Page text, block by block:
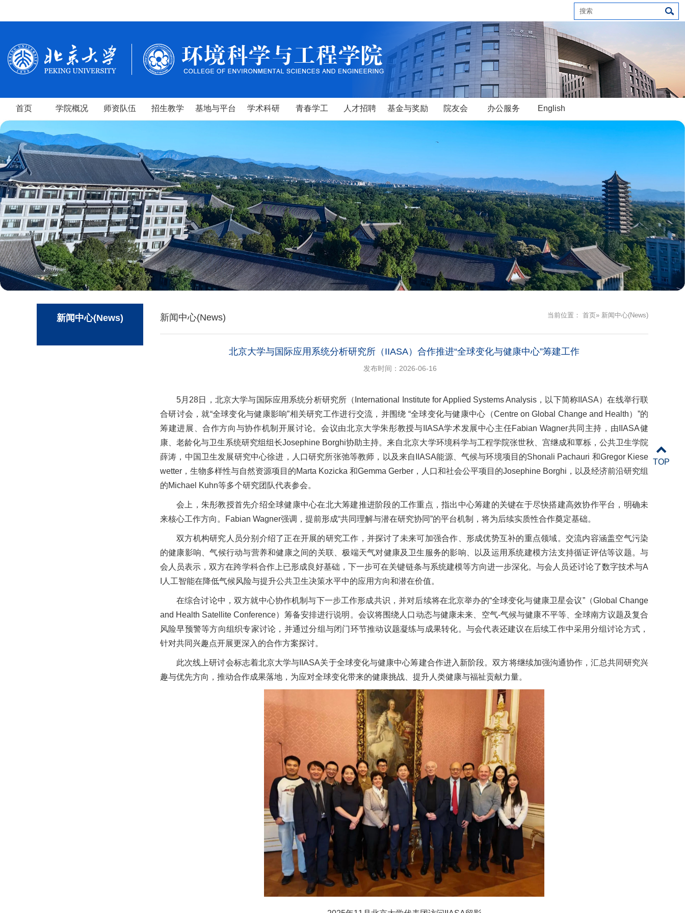
首页 学院概况 师资队伍 招生教学 基地与平台 学术科研 青春学工 人才招聘 基金与奖励 院友会 办公服务 English
新闻中心(News) 当前位置： 首页» 新闻中心(News)
新闻中心(News)
北京大学与国际应用系统分析研究所（IIASA）合作推进“全球变化与健康中心”筹建工作
发布时间：2026-06-16
5月28日，北京大学与国际应用系统分析研究所（International Institute for Applied Systems Analysis，以下简称IIASA）在线举行联
合研讨会，就“全球变化与健康影响”相关研究工作进行交流，并围绕 “全球变化与健康中心（Centre on Global Change and Health）”的
筹建进展、合作方向与协作机制开展讨论。会议由北京大学朱彤教授与IIASA学术发展中心主任Fabian Wagner共同主持，由IIASA健
康、老龄化与卫生系统研究组组长Josephine Borghi协助主持。来自北京大学环境科学与工程学院张世秋、宫继成和覃栎，公共卫生学院
薛涛，中国卫生发展研究中心徐进，人口研究所张弛等教师，以及来自IIASA能源、气候与环境项目的Shonali Pachauri 和Gregor Kiese
wetter，生物多样性与自然资源项目的Marta Kozicka 和Gemma Gerber，人口和社会公平项目的Josephine Borghi，以及经济前沿研究组
的Michael Kuhn等多个研究团队代表参会。
会上，朱彤教授首先介绍全球健康中心在北大筹建推进阶段的工作重点，指出中心筹建的关键在于尽快搭建高效协作平台，明确未
来核心工作方向。Fabian Wagner强调，提前形成“共同理解与潜在研究协同”的平台机制，将为后续实质性合作奠定基础。
双方机构研究人员分别介绍了正在开展的研究工作，并探讨了未来可加强合作、形成优势互补的重点领域。交流内容涵盖空气污染
的健康影响、气候行动与营养和健康之间的关联、极端天气对健康及卫生服务的影响、以及运用系统建模方法支持循证评估等议题。与
会人员表示，双方在跨学科合作上已形成良好基础，下一步可在关键链条与系统建模等方向进一步深化。与会人员还讨论了数字技术与A
I人工智能在降低气候风险与提升公共卫生决策水平中的应用方向和潜在价值。
在综合讨论中，双方就中心协作机制与下一步工作形成共识，并对后续将在北京举办的“全球变化与健康卫星会议”（Global Change
and Health Satellite Conference）筹备安排进行说明。会议将围绕人口动态与健康未来、空气-气候与健康不平等、全球南方议题及复合
风险早预警等方向组织专家讨论，并通过分组与闭门环节推动议题凝练与成果转化。与会代表还建议在后续工作中采用分组讨论方式，
针对共同兴趣点开展更深入的合作方案探讨。
此次线上研讨会标志着北京大学与IIASA关于全球变化与健康中心筹建合作进入新阶段。双方将继续加强沟通协作，汇总共同研究兴
趣与优先方向，推动合作成果落地，为应对全球变化带来的健康挑战、提升人类健康与福祉贡献力量。
TOP